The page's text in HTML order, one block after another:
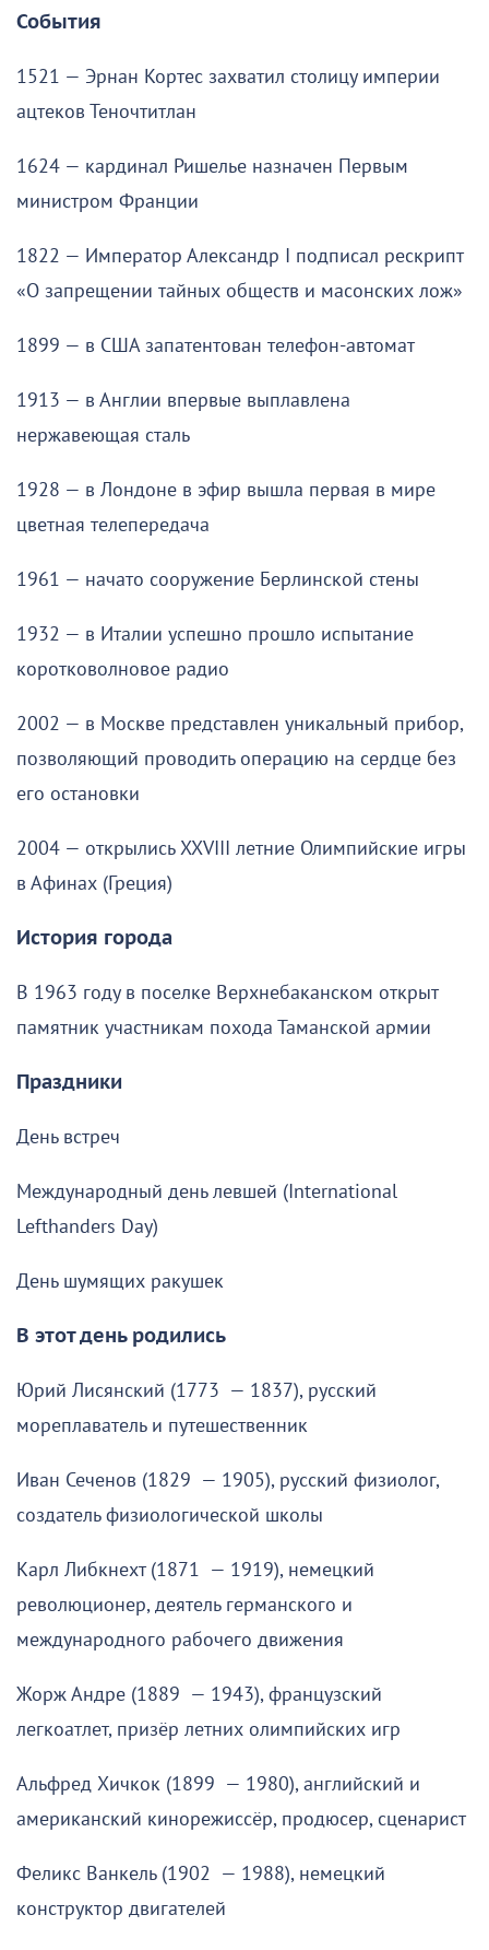
События
1521 — Эрнан Кортес захватил столицу империи
ацтеков Теночтитлан
1624 — кардинал Ришелье назначен Первым
министром Франции
1822 — Император Александр I подписал рескрипт
«О запрещении тайных обществ и масонских лож»
1899 — в США запатентован телефон-автомат
1913 — в Англии впервые выплавлена
нержавеющая сталь
1928 — в Лондоне в эфир вышла первая в мире
цветная телепередача
1961 — начато сооружение Берлинской стены
1932 — в Италии успешно прошло испытание
коротковолновое радио
2002 — в Москве представлен уникальный прибор,
позволяющий проводить операцию на сердце без
его остановки
2004 — открылись XXVIII летние Олимпийские игры
в Афинах (Греция)
История города
В 1963 году в поселке Верхнебаканском открыт
памятник участникам похода Таманской армии
Праздники
День встреч
Международный день левшей (International
Lefthanders Day)
День шумящих ракушек
В этот день родились
Юрий Лисянский (1773 — 1837), русский
мореплаватель и путешественник
Иван Сеченов (1829 — 1905), русский физиолог,
создатель физиологической школы
Карл Либкнехт (1871 — 1919), немецкий
революционер, деятель германского и
международного рабочего движения
Жорж Андре (1889 — 1943), французский
легкоатлет, призёр летних олимпийских игр
Альфред Хичкок (1899 — 1980), английский и
американский кинорежиссёр, продюсер, сценарист
Феликс Ванкель (1902 — 1988), немецкий
конструктор двигателей